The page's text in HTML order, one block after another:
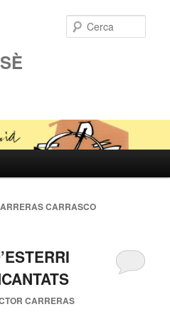
CARRASCO
CARRERAS